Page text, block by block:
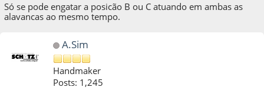
Só se pode engatar a posicão B ou C atuando em ambas as
alavancas ao mesmo tempo.
A.Sim
Handmaker
Posts: 1,245